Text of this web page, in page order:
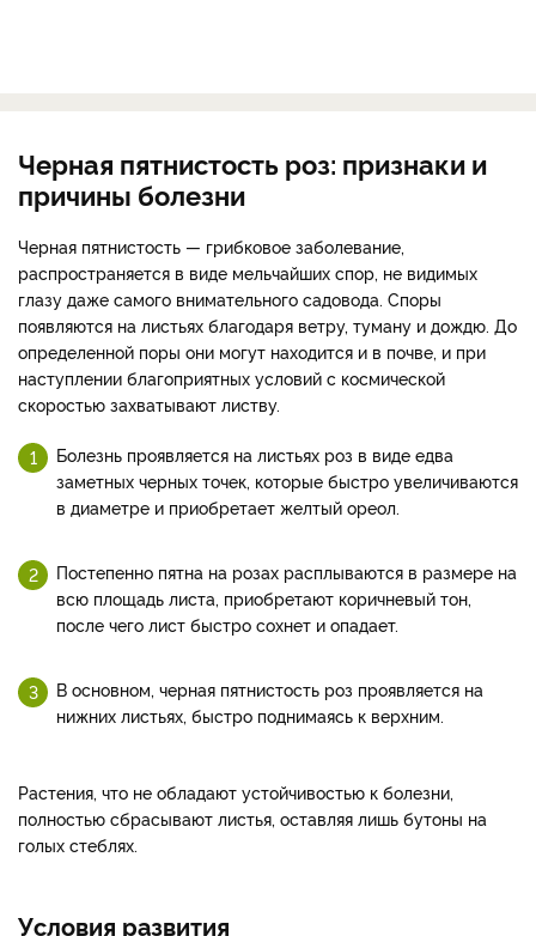
Черная пятнистость роз: признаки и
причины болезни
Черная пятнистость — грибковое заболевание,
распространяется в виде мельчайших спор, не видимых
глазу даже самого внимательного садовода. Споры
появляются на листьях благодаря ветру, туману и дождю. До
определенной поры они могут находится и в почве, и при
наступлении благоприятных условий с космической
скоростью захватывают листву.
Болезнь проявляется на листьях роз в виде едва
заметных черных точек, которые быстро увеличиваются
в диаметре и приобретает желтый ореол.
Постепенно пятна на розах расплываются в размере на
всю площадь листа, приобретают коричневый тон,
после чего лист быстро сохнет и опадает.
В основном, черная пятнистость роз проявляется на
нижних листьях, быстро поднимаясь к верхним.
Растения, что не обладают устойчивостью к болезни,
полностью сбрасывают листья, оставляя лишь бутоны на
голых стеблях.
Условия развития